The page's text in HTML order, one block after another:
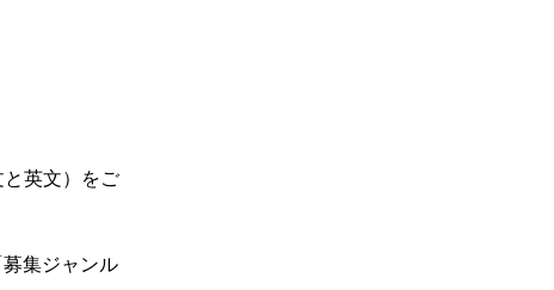
英文）をご
集ジャンル